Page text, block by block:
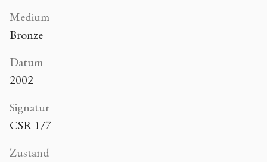
Medium
Bronze
Datum
2002
Signatur
CSR 1/7
Zustand